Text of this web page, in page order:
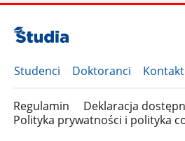
Studenci Doktoranci Kontakt
Regulamin
Deklaracja
Polityka prywatności i polityka